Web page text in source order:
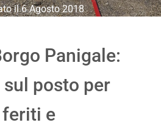
il6 Agosto 2018
Panigale:
sul posto per
feriti e